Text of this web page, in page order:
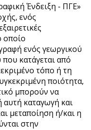
Ένδειξη - ΠΓΕ»
ενός
οποίο
ενός γεωργικού
κατάγεται από
τόπο ή τη
ποιότητα,
μπορούν να
καταγωγή και
μεταποίηση ή/και η
στην